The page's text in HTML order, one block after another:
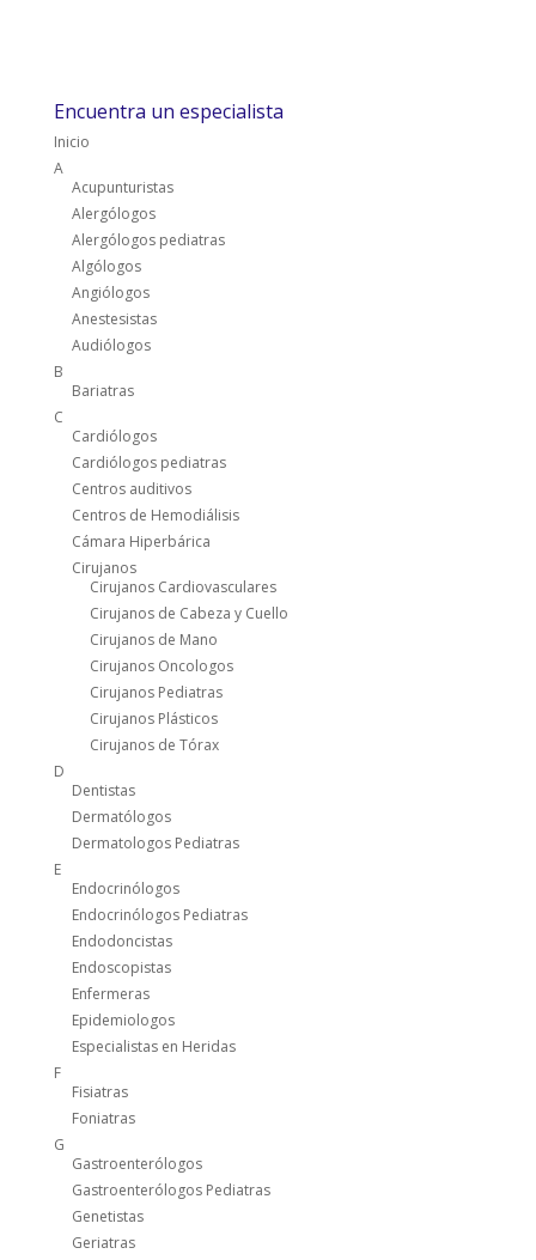
Encuentra un especialista
Inicio
A
Acupunturistas
Alergólogos
Alergólogos pediatras
Algólogos
Angiólogos
Anestesistas
Audiólogos
B
Bariatras
C
Cardiólogos
Cardiólogos pediatras
Centros auditivos
Centros de Hemodiálisis
Cámara Hiperbárica
Cirujanos
Cirujanos Cardiovasculares
Cirujanos de Cabeza y Cuello
Cirujanos de Mano
Cirujanos Oncologos
Cirujanos Pediatras
Cirujanos Plásticos
Cirujanos de Tórax
D
Dentistas
Dermatólogos
Dermatologos Pediatras
E
Endocrinólogos
Endocrinólogos Pediatras
Endodoncistas
Endoscopistas
Enfermeras
Epidemiologos
Especialistas en Heridas
F
Fisiatras
Foniatras
G
Gastroenterólogos
Gastroenterólogos Pediatras
Genetistas
Geriatras